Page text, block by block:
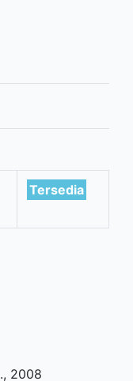
Tersedia
., 2008